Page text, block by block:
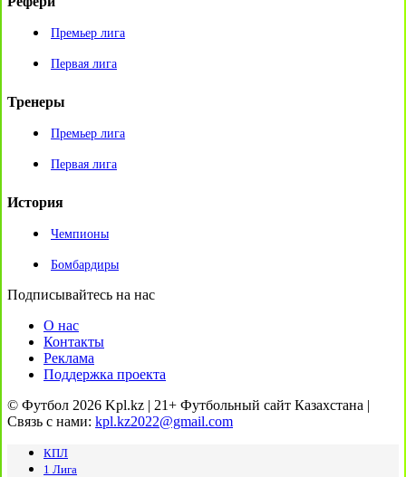
Премьер лига
Первая лига
Тренеры
Премьер лига
Первая лига
История
Чемпионы
Бомбардиры
Подписывайтесь на нас
О нас
Контакты
Реклама
Поддержка проекта
© Футбол 2026 Kpl.kz | 21+ Футбольный сайт Казахстана |
Связь с нами: kpl.kz2022@gmail.com
КПЛ
1 Лига